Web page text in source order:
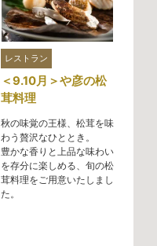
レストラン
＜9.10月＞や彦の松
茸料理
秋の味覚の王様、松茸を味
わう贅沢なひととき。
豊かな香りと上品な味わい
を存分に楽しめる、旬の松
茸料理をご用意いたしまし
た。